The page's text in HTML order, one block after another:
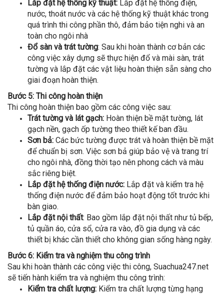
Lắp đặt hệ thống kỹ thuật: Lắp đặt hệ thống điện,
nước, thoát nước và các hệ thống kỹ thuật khác trong
quá trình thi công phần thô, đảm bảo tiện nghi và an
toàn cho ngôi nhà
Đổ sàn và trát tường: Sau khi hoàn thành cơ bản các
công việc xây dựng sẽ thực hiện đổ và mài sàn, trát
tường và lắp đặt các vật liệu hoàn thiện sẵn sàng cho
giai đoạn hoàn thiện.
Bước 5: Thi công hoàn thiện
Thi công hoàn thiện bao gồm các công việc sau:
Trát tường và lát gạch: Hoàn thiện bề mặt tường, lát
gạch nền, gạch ốp tường theo thiết kế ban đầu.
Sơn bả: Các bức tường được trát và hoàn thiện bề mặt
để chuẩn bị sơn. Việc sơn bả giúp bảo vệ và trang trí
cho ngôi nhà, đồng thời tạo nên phong cách và màu
sắc riêng biệt.
Lắp đặt hệ thống điện nước: Lắp đặt và kiểm tra hệ
thống điện nước để đảm bảo hoạt động tốt trước khi
bàn giao.
Lắp đặt nội thất: Bao gồm lắp đặt nội thất như tủ bếp,
tủ quần áo, cửa sổ, cửa ra vào, đồ gia dụng và các
thiết bị khác cần thiết cho không gian sống hàng ngày.
Bước 6: Kiểm tra và nghiệm thu công trình
Sau khi hoàn thành các công việc thi công, Suachua247.net
sẽ tiến hành kiểm tra và nghiệm thu công trình:
Kiểm tra chất lượng: Kiểm tra chất lượng từng hạng